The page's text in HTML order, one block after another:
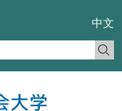
中文